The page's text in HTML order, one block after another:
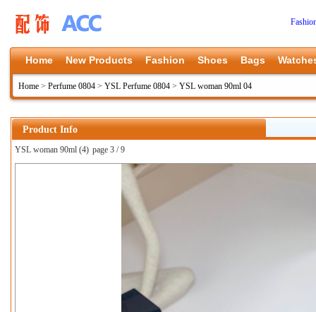
Home New Products Fashion Shoes Bags
Home > Perfume 0804 > YSL Perfume 0804 > YSL woman 90ml 04
Product Info
YSL woman 90ml (4) page 3 / 9